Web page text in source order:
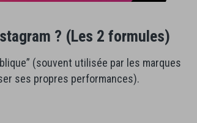
? (Les 2 formules)
(souvent utilisée par les marques
ses propres performances).